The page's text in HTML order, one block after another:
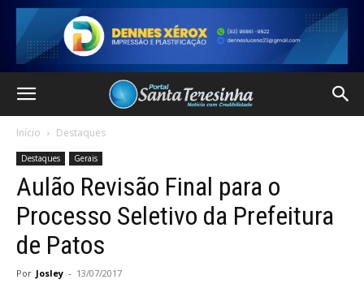
Início Destaques
Destaques Gerais
Aulão Revisão Final para o
Processo Seletivo da Prefeitura
de Patos
Por Josley - 13/07/2017